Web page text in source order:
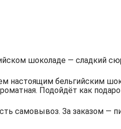
шоколаде — сладкий
настоящим бельгийским
Подойдёт как
самовывоз. За заказом —